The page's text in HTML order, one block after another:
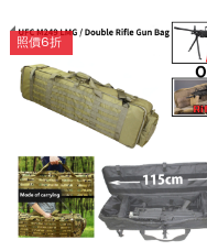
照價6折